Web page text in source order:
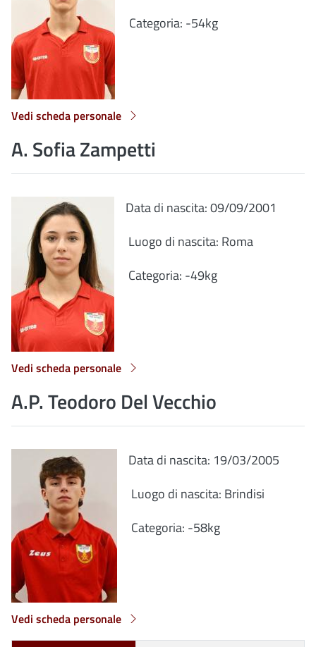
Categoria: -54kg
Vedi scheda personale
A. Sofia Zampetti
Data di nascita: 09/09/2001
Luogo di nascita: Roma
Categoria: -49kg
Vedi scheda personale
A.P. Teodoro Del Vecchio
Data di nascita: 19/03/2005
Luogo di nascita: Brindisi
Categoria: -58kg
Vedi scheda personale